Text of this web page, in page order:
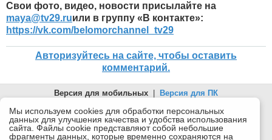
Свои фото, видео, новости присылайте на
maya@tv29.ruили в группу «В контакте»:
https://vk.com/belomorchannel_tv29
Авторизуйтесь на сайте, чтобы оставить
комментарий.
Версия для мобильных
Версия для ПК
© 2026 Беломорканал Северодвинск tv29.ru
Joomla!is Free Software released under the GNU General Public
License.
Мы используем cookies для обработки персональных
данных для улучшения качества и удобства использования
сайта. Файлы cookie представляют собой небольшие
фрагменты данных, которые временно сохраняются на